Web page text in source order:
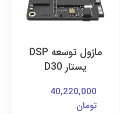
ماژول توسعه DSP
یستار D30
40,220,000
تومان